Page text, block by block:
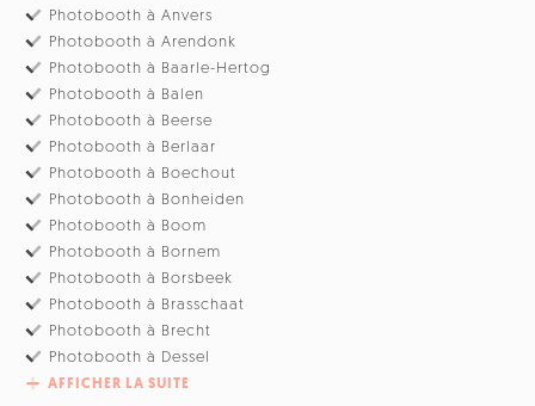
Photobooth à Anvers
Photobooth à Arendonk
Photobooth à Baarle-Hertog
Photobooth à Balen
Photobooth à Beerse
Photobooth à Berlaar
Photobooth à Boechout
Photobooth à Bonheiden
Photobooth à Boom
Photobooth à Bornem
Photobooth à Borsbeek
Photobooth à Brasschaat
Photobooth à Brecht
Photobooth à Dessel
AFFICHER LA SUITE